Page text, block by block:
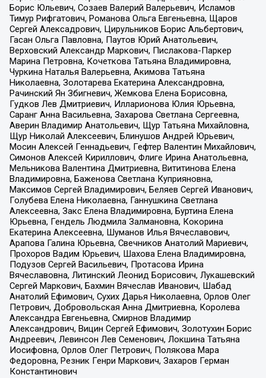
Борис Юльевич, Созаев Валерий Валерьевич, Исламов
Тимур Рифгатович, Романова Ольга Евгеньевна, Щаров
Сергей Алексадрович, Цирульников Борис Альбертович,
Гасан Ольга Павловна, Паутов Юрий Анатольевич,
Верховский Александр Маркович, Пислакова-Паркер
Марина Петровна, Кочеткова Татьяна Владимировна,
Чуркина Наталья Валерьевна, Акимова Татьяна
Николаевна, Золотарева Екатерина Александровна,
Рачинский Ян Збигневич, Жемкова Елена Борисовна,
Гудков Лев Дмитриевич, Илларионова Юлия Юрьевна,
Саранг Анна Васильевна, Захарова Светлана Сергеевна,
Аверин Владимир Анатольевич, Щур Татьяна Михайловна,
Щур Николай Алексеевич, Блинушов Андрей Юрьевич,
Мосин Алексей Геннадьевич, Гефтер Валентин Михайлович,
Симонов Алексей Кириллович, Флиге Ирина Анатольевна,
Мельникова Валентина Дмитриевна, Вититинова Елена
Владимировна, Баженова Светлана Куприяновна,
Максимов Сергей Владимирович, Беляев Сергей Иванович,
Голубева Елена Николаевна, Ганнушкина Светлана
Алексеевна, Закс Елена Владимировна, Буртина Елена
Юрьевна, Гендель Людмила Залмановна, Кокорина
Екатерина Алексеевна, Шуманов Илья Вячеславович,
Арапова Галина Юрьевна, Свечников Анатолий Мариевич,
Прохоров Вадим Юрьевич, Шахова Елена Владимировна,
Подузов Сергей Васильевич, Протасова Ирина
Вячеславовна, Литинский Леонид Борисович, Лукашевский
Сергей Маркович, Бахмин Вячеслав Иванович, Шабад
Анатолий Ефимович, Сухих Дарья Николаевна, Орлов Олег
Петрович, Добровольская Анна Дмитриевна, Королева
Александра Евгеньевна, Смирнов Владимир
Александрович, Вицин Сергей Ефимович, Золотухин Борис
Андреевич, Левинсон Лев Семенович, Локшина Татьяна
Иосифовна, Орлов Олег Петрович, Полякова Мара
Федоровна, Резник Генри Маркович, Захаров Герман
Константинович